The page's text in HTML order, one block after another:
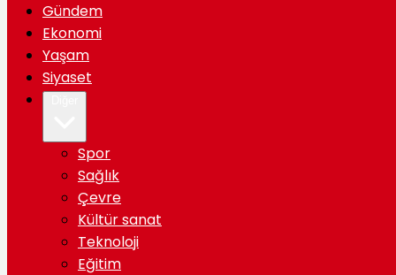
Gündem
Ekonomi
Yaşam
Siyaset
Spor
Sağlık
Çevre
Kültür sanat
Teknoloji
Eğitim